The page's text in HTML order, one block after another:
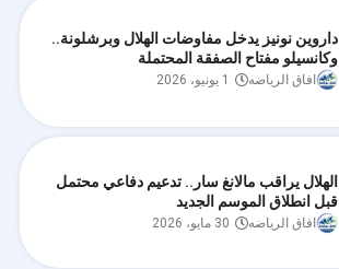
داروين نونيز يدخل مفاوضات الهلال وبرشلونة..
وكانسيلو مفتاح الصفقة المحتملة
افاق الرياضه 1 يونيو، 2026
الهلال يراقب مالانغ سار.. تدعيم دفاعي محتمل
قبل انطلاق الموسم الجديد
افاق الرياضه 30 مايو، 2026